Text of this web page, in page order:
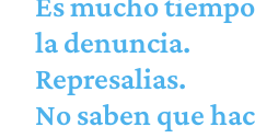
la denuncia.
Represalias.
No saben que